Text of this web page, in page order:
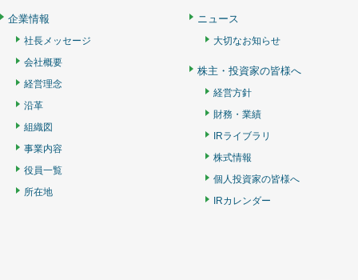
企業情報
社長メッセージ
会社概要
経営理念
沿革
組織図
事業内容
役員一覧
所在地
ニュース
大切なお知らせ
株主・投資家の皆様へ
経営方針
財務・業績
IRライブラリ
株式情報
個人投資家の皆様へ
IRカレンダー